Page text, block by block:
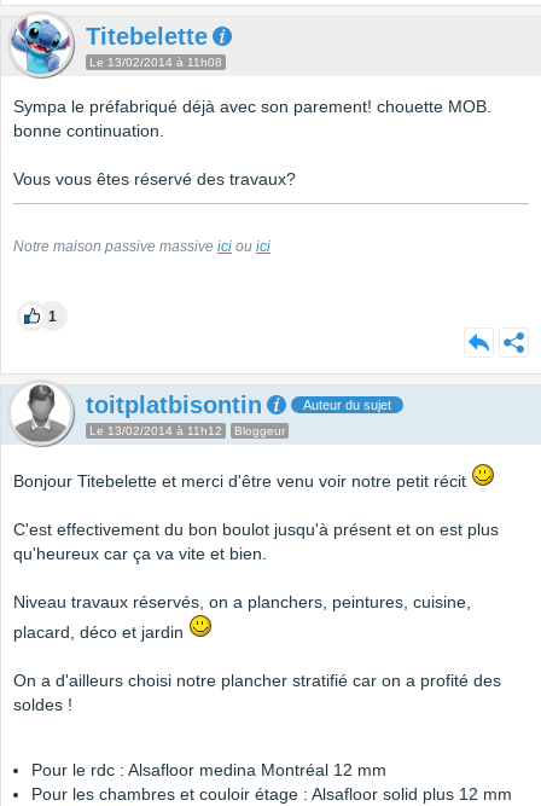
Titebelette
Le 13/02/2014 à 11h08
Sympa le préfabriqué déjà avec son parement! chouette MOB.
bonne continuation.
Vous vous êtes réservé des travaux?
Notre maison passive massive ici ou ici
1
toitplatbisontin Auteur du sujet
Le 13/02/2014 à 11h12 Bloggeur
Bonjour Titebelette et merci d'être venu voir notre petit récit
C'est effectivement du bon boulot jusqu'à présent et on est plus
qu'heureux car ça va vite et bien.
Niveau travaux réservés, on a planchers, peintures, cuisine,
placard, déco et jardin
On a d'ailleurs choisi notre plancher stratifié car on a profité des
soldes !
Pour le rdc : Alsafloor medina Montréal 12 mm
Pour les chambres et couloir étage : Alsafloor solid plus 12 mm